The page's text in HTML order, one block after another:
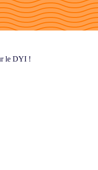
le DYI !